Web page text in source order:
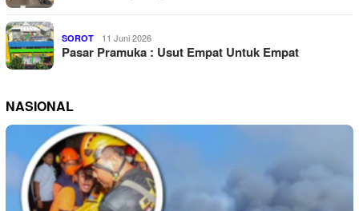
SOROT 11 Juni 2026
Pasar Pramuka : Usut Empat Untuk Empat
NASIONAL